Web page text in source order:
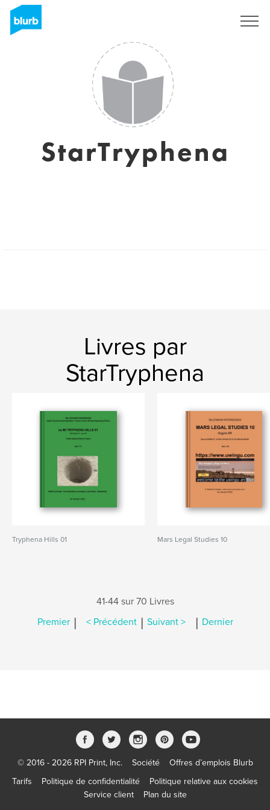
StarTryphena
Livres par
StarTryphena
Tryphena Hills 01 Mars Legal Studies 10
41-44 sur 70 Livres
Premier | < Précédent | Suivant > | Dernier
© 2016 - 2026 RPI Print, Inc. Société
Offres d’emplois Blurb
Tarifs
Politique de confidentialité
Politique relative aux cookies
Service client
Plan du site